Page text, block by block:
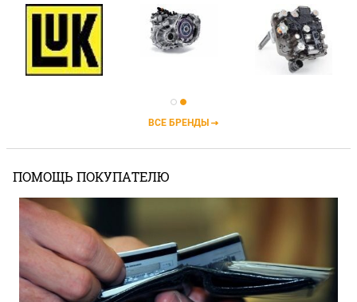
ВСЕ БРЕНДЫ
ПОМОЩЬ ПОКУПАТЕЛЮ